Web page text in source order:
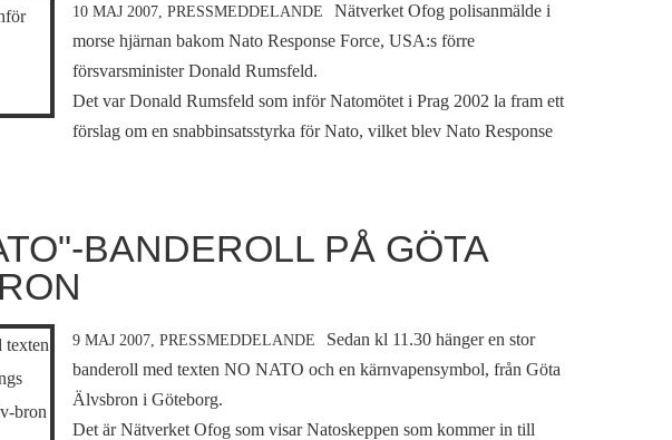
10 MAJ 2007, PRESSMEDDELANDE
Nätverket Ofog polisanmälde i
morse hjärnan bakom Nato Response Force, USA:s förre
försvarsminister Donald Rumsfeld.
Det var Donald Rumsfeld som inför Natomötet i Prag 2002 la fram ett
förslag om en snabbinsatsstyrka för Nato, vilket blev Nato Response
BANDEROLL PÅ GÖTA
9 MAJ 2007, PRESSMEDDELANDE
Sedan kl 11.30 hänger en stor
banderoll med texten NO NATO och en kärnvapensymbol, från Göta
Älvsbron i Göteborg.
Det är Nätverket Ofog som visar Natoskeppen som kommer in till